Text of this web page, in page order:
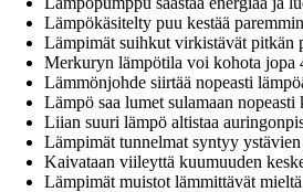
Lämpökäsitelty puu kestää
Lämpimät suihkut virkistävät pitkän
Merkuryn lämpötila voi kohota jopa
Lämmönjohde siirtää nopeasti
Lämpö saa lumet sulamaan nopeasti
Liian suuri lämpö altistaa
Lämpimät tunnelmat syntyy
Kaivataan viileyttä kuumuuden
Lämpimät muistot lämmittävät